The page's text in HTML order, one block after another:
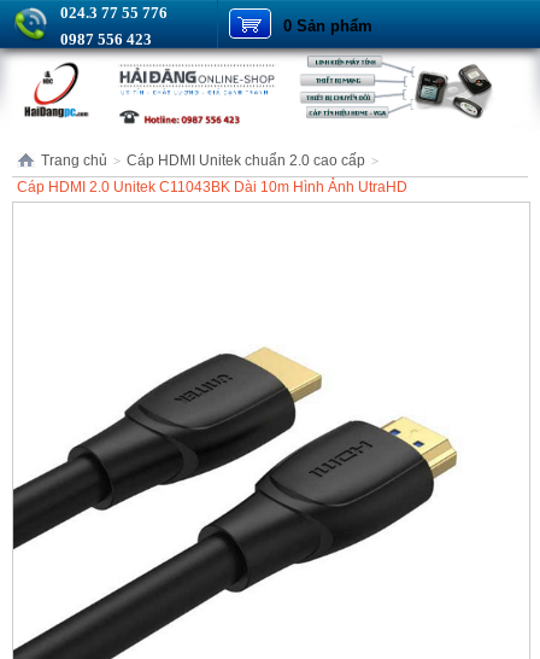
024.3 77 55 776
0987 556 423
0 Sản phẩm
Trang chủ > Cáp HDMI Unitek chuẩn 2.0 cao cấp >
Cáp HDMI 2.0 Unitek C11043BK Dài 10m Hình Ảnh UtraHD